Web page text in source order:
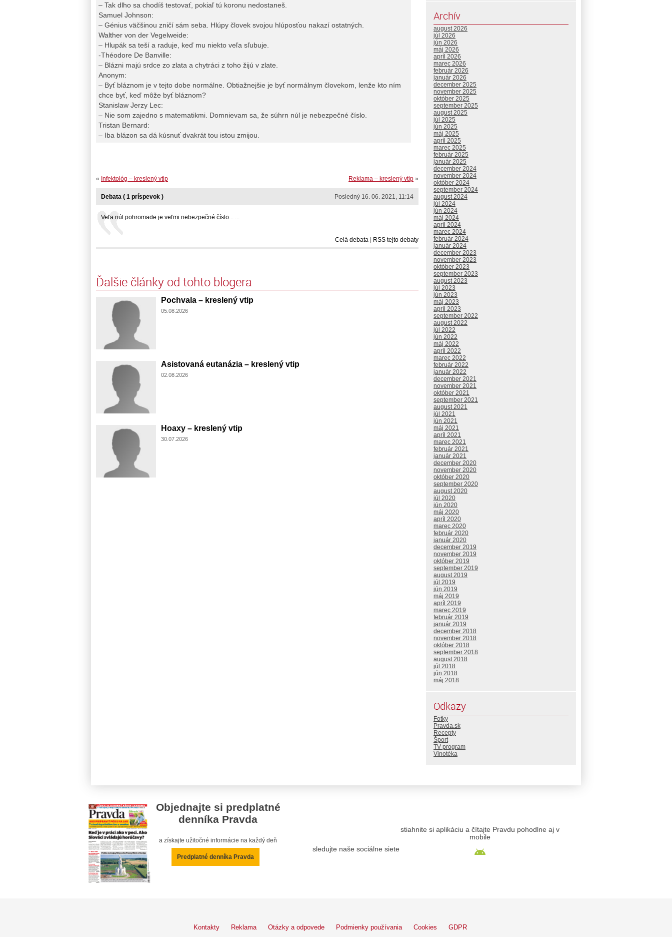
– Tak dlho sa chodíš testovať, pokiaľ tú koronu nedostaneš.
Samuel Johnson:
– Génius väčšinou zničí sám seba. Hlúpy človek svojou hlúposťou nakazí ostatných.
Walther von der Vegelweide:
– Hlupák sa teší a raduje, keď mu niekto veľa sľubuje.
-Théodore De Banville:
– Blázni majú srdce zo zlata a chytráci z toho žijú v zlate.
Anonym:
– Byť bláznom je v tejto dobe normálne. Obtiažnejšie je byť normálnym človekom, lenže kto ním
chce byť, keď môže byť bláznom?
Stanislaw Jerzy Lec:
– Nie som zajedno s matematikmi. Domnievam sa, že súhrn núl je nebezpečné číslo.
Tristan Bernard:
– Iba blázon sa dá kúsnuť dvakrát tou istou zmijou.
Reklama – kreslený vtip »
« Infektológ – kreslený vtip
Posledný 16. 06. 2021, 11:14
Debata ( 1 príspevok )
Veľa núl pohromade je veľmi nebezpečné číslo... ...
Celá debata | RSS tejto debaty
Ďalšie články od tohto blogera
Pochvala – kreslený vtip
05.08.2026
Asistovaná eutanázia – kreslený vtip
02.08.2026
Hoaxy – kreslený vtip
30.07.2026
Archív
august 2026
júl 2026
jún 2026
máj 2026
apríl 2026
marec 2026
február 2026
január 2026
december 2025
november 2025
október 2025
september 2025
august 2025
júl 2025
jún 2025
máj 2025
apríl 2025
marec 2025
február 2025
január 2025
december 2024
november 2024
október 2024
september 2024
august 2024
júl 2024
jún 2024
máj 2024
apríl 2024
marec 2024
február 2024
január 2024
december 2023
november 2023
október 2023
september 2023
august 2023
júl 2023
jún 2023
máj 2023
apríl 2023
september 2022
august 2022
júl 2022
jún 2022
máj 2022
apríl 2022
marec 2022
február 2022
január 2022
december 2021
november 2021
október 2021
september 2021
august 2021
júl 2021
jún 2021
máj 2021
apríl 2021
marec 2021
február 2021
január 2021
december 2020
november 2020
október 2020
september 2020
august 2020
júl 2020
jún 2020
máj 2020
apríl 2020
marec 2020
február 2020
január 2020
december 2019
november 2019
október 2019
september 2019
august 2019
júl 2019
jún 2019
máj 2019
apríl 2019
marec 2019
február 2019
január 2019
december 2018
november 2018
október 2018
september 2018
august 2018
júl 2018
jún 2018
máj 2018
Odkazy
Fotky
Pravda.sk
Recepty
Šport
TV program
Vinotéka
Objednajte si predplatné
denníka Pravda
a získajte užitočné informácie na každý deň
Predplatné denníka Pravda
sledujte naše sociálne siete
stiahnite si aplikáciu a čítajte Pravdu pohodlne aj v
mobile
Kontakty Reklama Otázky a odpovede Podmienky používania Cookies GDPR